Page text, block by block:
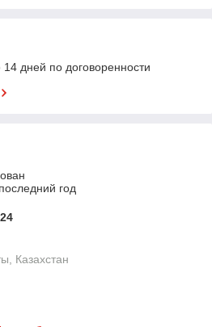
14 дней по договоренности
год
Казахстан